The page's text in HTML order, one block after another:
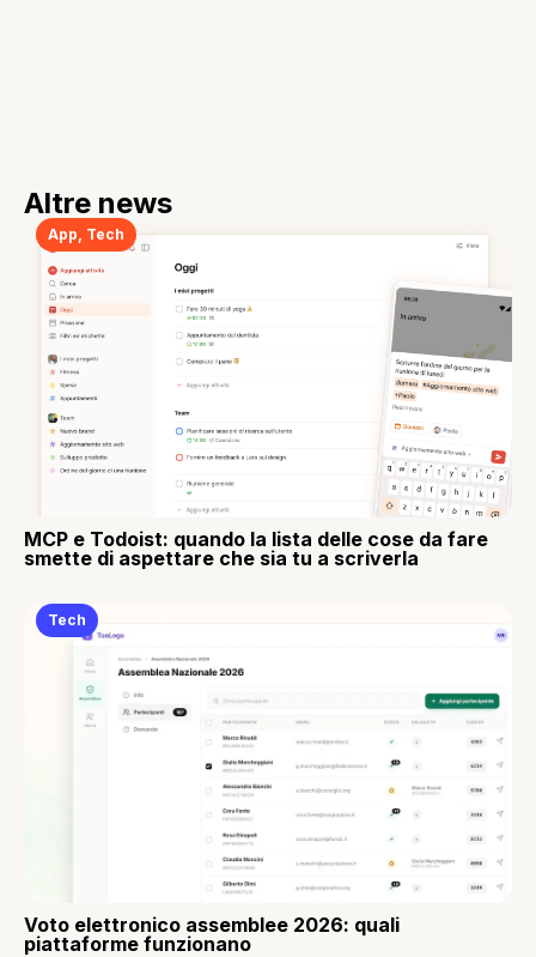
Altre news
App Tech
MCP e Todoist: quando la lista delle cose da fare
smette di aspettare che sia tu a scriverla
Tech
Voto elettronico assemblee 2026: quali
piattaforme funzionano